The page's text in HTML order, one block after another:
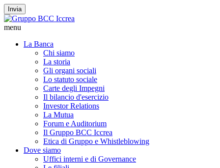
Invia
menu
La Banca
Chi siamo
La storia
Gli organi sociali
Lo statuto sociale
Carte degli Impegni
Il bilancio d'esercizio
Investor Relations
La Mutua
Forum e Auditorium
Il Gruppo BCC Iccrea
Etica di Gruppo e Whistleblowing
Dove siamo
Uffici interni e di Governance